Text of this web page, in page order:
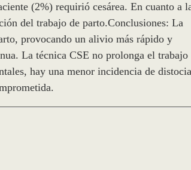
(2%) requirió cesárea. En cuanto a
del trabajo de parto.Conclusiones: La
provocando un alivio más rápido y
La técnica CSE no prolonga el trabajo
hay una menor incidencia de